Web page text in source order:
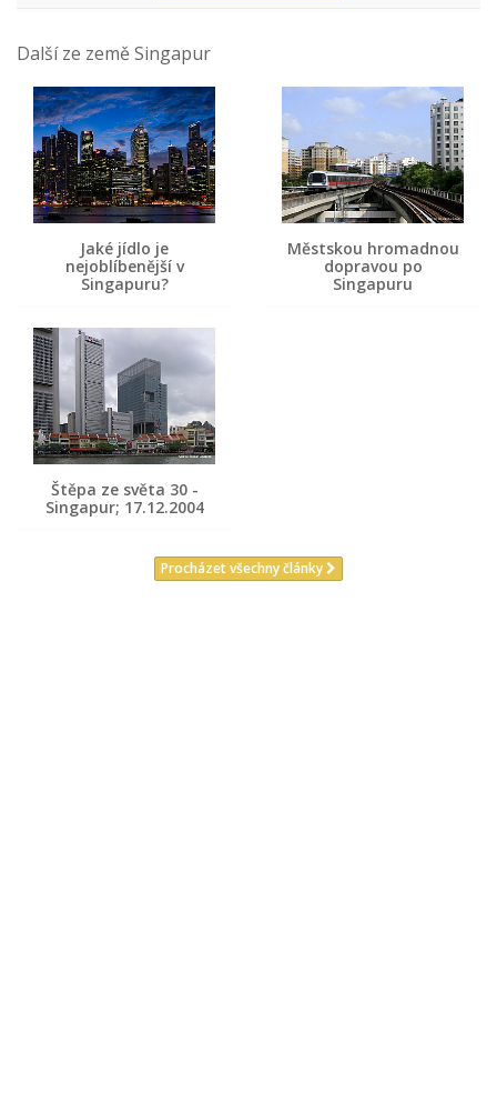
Další ze země Singapur
Jaké jídlo je
nejoblíbenější v
Singapuru?
Městskou hromadnou
dopravou po
Singapuru
Štěpa ze světa 30 -
Singapur; 17.12.2004
Procházet všechny články